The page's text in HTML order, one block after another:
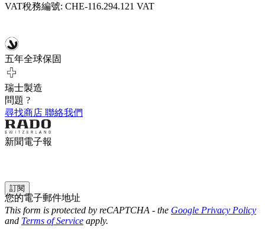
VAT稅務編號: CHE-116.294.121 VAT
五年全球保固
瑞士製造
問題 ?
尋找商店 聯絡我們
新聞電子報
您的電子郵件地址
訂閱
This form is protected by reCAPTCHA - the Google Privacy Policy
and Terms of Service apply.